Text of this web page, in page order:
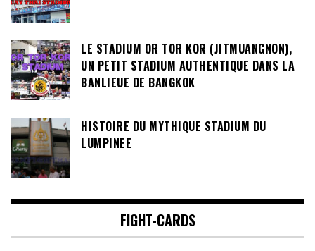
LE STADIUM OR TOR KOR (JITMUANGNON),
UN PETIT STADIUM AUTHENTIQUE DANS LA
BANLIEUE DE BANGKOK
HISTOIRE DU MYTHIQUE STADIUM DU
LUMPINEE
FIGHT-CARDS